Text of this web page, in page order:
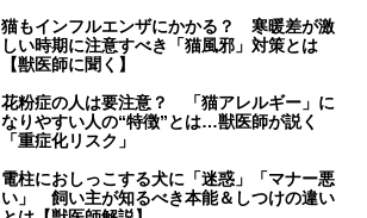
猫もインフルエンザにかかる？ 寒暖差が激
しい時期に注意すべき「猫風邪」対策とは
【獣医師に聞く】
花粉症の人は要注意？ 「猫アレルギー」に
なりやすい人の“特徴”とは…獣医師が説く
「重症化リスク」
電柱におしっこする犬に「迷惑」「マナー悪
い」 飼い主が知るべき本能＆しつけの違い